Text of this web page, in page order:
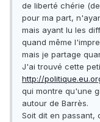
de liberté chérie
pour ma part,
mais ayant lu les
quand même
mais je partage
J'ai trouvé cette
http://
qui montre qu'une
autour de Barrès.
Soit dit en passant,